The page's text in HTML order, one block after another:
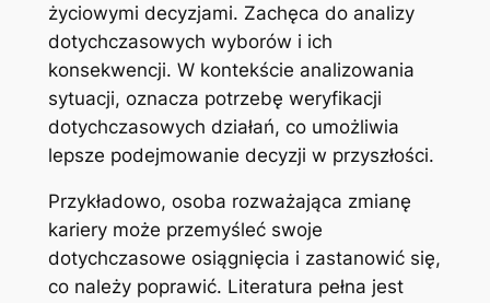
życiowymi decyzjami. Zachęca do analizy
dotychczasowych wyborów i ich
konsekwencji. W kontekście analizowania
sytuacji, oznacza potrzebę weryfikacji
dotychczasowych działań, co umożliwia
lepsze podejmowanie decyzji w przyszłości.
Przykładowo, osoba rozważająca zmianę
kariery może przemyśleć swoje
dotychczasowe osiągnięcia i zastanowić się,
co należy poprawić. Literatura pełna jest